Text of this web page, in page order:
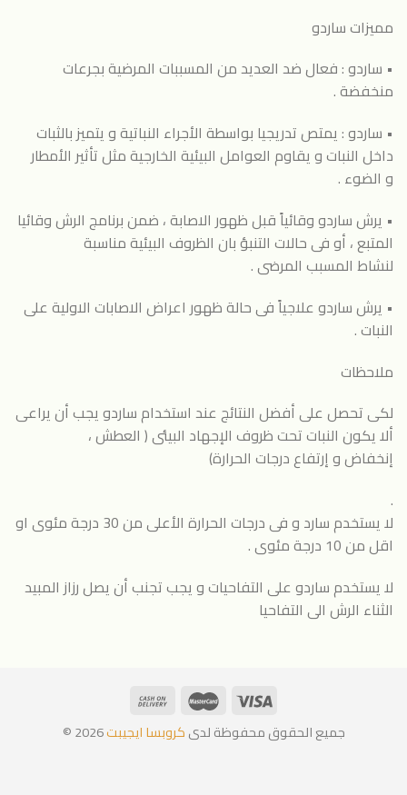
مميزات ساردو
• ساردو : فعال ضد العديد من المسببات المرضية بجرعات
منخفضة .
• ساردو : يمتص تدريجيا بواسطة الأجراء النباتية و يتميز بالثبات
داخل النبات و يقاوم العوامل البيئية الخارجية مثل تأثير الأمطار
و الضوء .
• يرش ساردو وقائياً قبل ظهور الاصابة ، ضمن برنامج الرش وقائيا
المتبع ، أو فى حالات التنبؤ بان الظروف البيئية مناسبة
لنشاط المسبب المرضى .
• يرش ساردو علاجياً فى حالة ظهور اعراض الاصابات الاولية على
النبات .
ملاحظات
لكى تحصل على أفضل النتائج عند استخدام ساردو يجب أن يراعى
ألا يكون النبات تحت ظروف الإجهاد البيئى ( العطش ،
إنخفاض و إرتفاع درجات الحرارة)
.
لا يستخدم سارد و فى درجات الحرارة الأعلى من 30 درجة مئوى او
اقل من 10 درجة مئوى .
لا يستخدم ساردو على التفاحيات و يجب تجنب أن يصل رزاز المبيد
الثناء الرش الى التفاحيا
جميع الحقوق محفوظة لدىكروبسا ايجيبت2026 ©